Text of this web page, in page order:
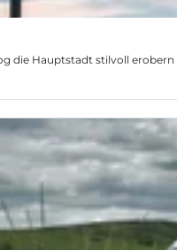
die Hauptstadt stilvoll erobern